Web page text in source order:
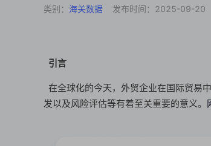
类别： 海关数据 发布时间：2025-09-20
引言
在全球化的今天，外贸企业在国际贸易
发以及风险评估等有着至关重要的意义。